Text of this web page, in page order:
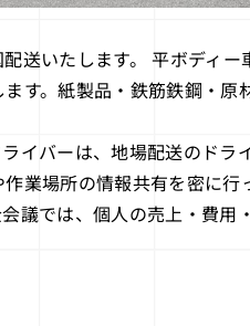
送いたします。 平ボディ
す。紙製品・鉄筋鉄鋼・
イバーは、地場配送のド
業場所の情報共有を密に
議では、個人の売上・費